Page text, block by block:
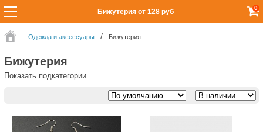
Одежда и аксессуары Бижутерия
Бижутерия
Показать подкатегории
Бижутерия от 128 руб 0